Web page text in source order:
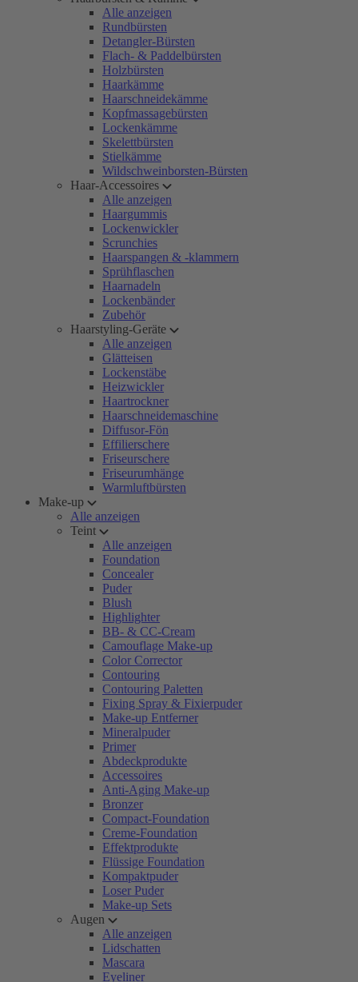
Alle anzeigen
Rundbürsten
Detangler-Bürsten
Flach- & Paddelbürsten
Holzbürsten
Haarkämme
Haarschneidekämme
Kopfmassagebürsten
Lockenkämme
Skelettbürsten
Stielkämme
Wildschweinborsten-Bürsten
Haar-Accessoires
Alle anzeigen
Haargummis
Lockenwickler
Scrunchies
Haarspangen & -klammern
Sprühflaschen
Haarnadeln
Lockenbänder
Zubehör
Haarstyling-Geräte
Alle anzeigen
Glätteisen
Lockenstäbe
Heizwickler
Haartrockner
Haarschneidemaschine
Diffusor-Fön
Effilierschere
Friseurschere
Friseurumhänge
Warmluftbürsten
Make-up
Alle anzeigen
Teint
Alle anzeigen
Foundation
Concealer
Puder
Blush
Highlighter
BB- & CC-Cream
Camouflage Make-up
Color Corrector
Contouring
Contouring Paletten
Fixing Spray & Fixierpuder
Make-up Entferner
Mineralpuder
Primer
Abdeckprodukte
Accessoires
Anti-Aging Make-up
Bronzer
Compact-Foundation
Creme-Foundation
Effektprodukte
Flüssige Foundation
Kompaktpuder
Loser Puder
Make-up Sets
Augen
Alle anzeigen
Lidschatten
Mascara
Eyeliner